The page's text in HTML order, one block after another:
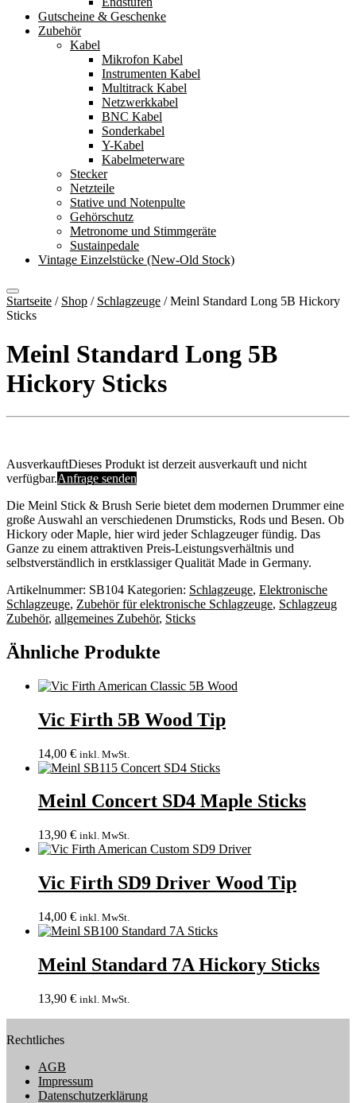
Gutscheine & Geschenke
Zubehör
Kabel
Mikrofon Kabel
Instrumenten Kabel
Multitrack Kabel
Netzwerkkabel
BNC Kabel
Sonderkabel
Y-Kabel
Kabelmeterware
Stecker
Netzteile
Stative und Notenpulte
Gehörschutz
Metronome und Stimmgeräte
Sustainpedale
Vintage Einzelstücke (New-Old Stock)
Startseite / Shop / Schlagzeuge /Meinl Standard Long 5B Hickory
Sticks
Meinl Standard Long 5B
Hickory Sticks
AusverkauftDieses Produkt ist derzeit ausverkauft und nicht
verfügbar.Anfrage senden
Die Meinl Stick & Brush Serie bietet dem modernen Drummer eine
große Auswahl an verschiedenen Drumsticks, Rods und Besen. Ob
Hickory oder Maple, hier wird jeder Schlagzeuger fündig. Das
Ganze zu einem attraktiven Preis-Leistungsverhältnis und
selbstverständlich in erstklassiger Qualität Made in Germany.
Artikelnummer: SB104 Kategorien: Schlagzeuge, Elektronische
Schlagzeuge, Zubehör für elektronische Schlagzeuge, Schlagzeug
Zubehör, allgemeines Zubehör, Sticks
Ähnliche Produkte
Vic Firth 5B Wood Tip
14,00 € inkl. MwSt.
Meinl Concert SD4 Maple Sticks
13,90 € inkl. MwSt.
Vic Firth SD9 Driver Wood Tip
14,00 € inkl. MwSt.
Meinl Standard 7A Hickory Sticks
13,90 € inkl. MwSt.
Rechtliches
AGB
Impressum
Datenschutzerklärung